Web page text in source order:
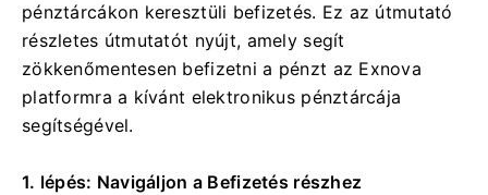
pénztárcákon keresztüli befizetés. Ez az útmutató
részletes útmutatót nyújt, amely segít
zökkenőmentesen befizetni a pénzt az Exnova
platformra a kívánt elektronikus pénztárcája
segítségével.
1. lépés: Navigáljon a Befizetés részhez